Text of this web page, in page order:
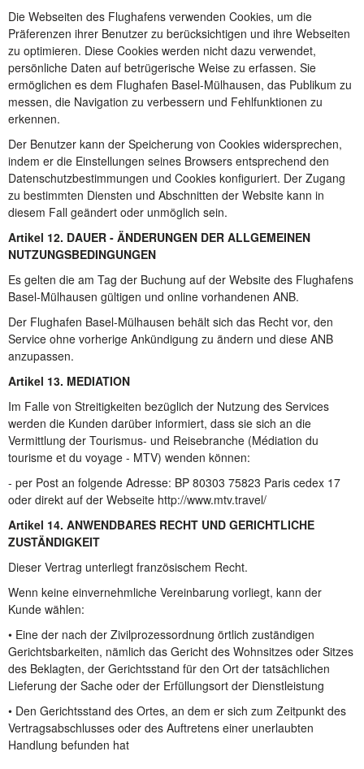
Die Webseiten des Flughafens verwenden Cookies, um die
Präferenzen ihrer Benutzer zu berücksichtigen und ihre Webseiten
zu optimieren. Diese Cookies werden nicht dazu verwendet,
persönliche Daten auf betrügerische Weise zu erfassen. Sie
ermöglichen es dem Flughafen Basel-Mülhausen, das Publikum zu
messen, die Navigation zu verbessern und Fehlfunktionen zu
erkennen.
Der Benutzer kann der Speicherung von Cookies widersprechen,
indem er die Einstellungen seines Browsers entsprechend den
Datenschutzbestimmungen und Cookies konfiguriert. Der Zugang
zu bestimmten Diensten und Abschnitten der Website kann in
diesem Fall geändert oder unmöglich sein.
Artikel 12. DAUER - ÄNDERUNGEN DER ALLGEMEINEN
NUTZUNGSBEDINGUNGEN
Es gelten die am Tag der Buchung auf der Website des Flughafens
Basel-Mülhausen gültigen und online vorhandenen ANB.
Der Flughafen Basel-Mülhausen behält sich das Recht vor, den
Service ohne vorherige Ankündigung zu ändern und diese ANB
anzupassen.
Artikel 13. MEDIATION
Im Falle von Streitigkeiten bezüglich der Nutzung des Services
werden die Kunden darüber informiert, dass sie sich an die
Vermittlung der Tourismus- und Reisebranche (Médiation du
tourisme et du voyage - MTV) wenden können:
- per Post an folgende Adresse: BP 80303 75823 Paris cedex 17
oder direkt auf der Webseite http://www.mtv.travel/
Artikel 14. ANWENDBARES RECHT UND GERICHTLICHE
ZUSTÄNDIGKEIT
Dieser Vertrag unterliegt französischem Recht.
Wenn keine einvernehmliche Vereinbarung vorliegt, kann der
Kunde wählen:
• Eine der nach der Zivilprozessordnung örtlich zuständigen
Gerichtsbarkeiten, nämlich das Gericht des Wohnsitzes oder Sitzes
des Beklagten, der Gerichtsstand für den Ort der tatsächlichen
Lieferung der Sache oder der Erfüllungsort der Dienstleistung
• Den Gerichtsstand des Ortes, an dem er sich zum Zeitpunkt des
Vertragsabschlusses oder des Auftretens einer unerlaubten
Handlung befunden hat